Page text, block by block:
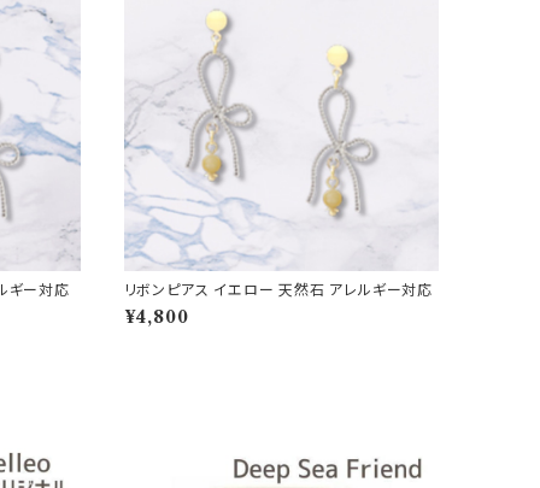
ギー対応 リボンピアス イエロー 天然石 アレルギー対応
¥4,800